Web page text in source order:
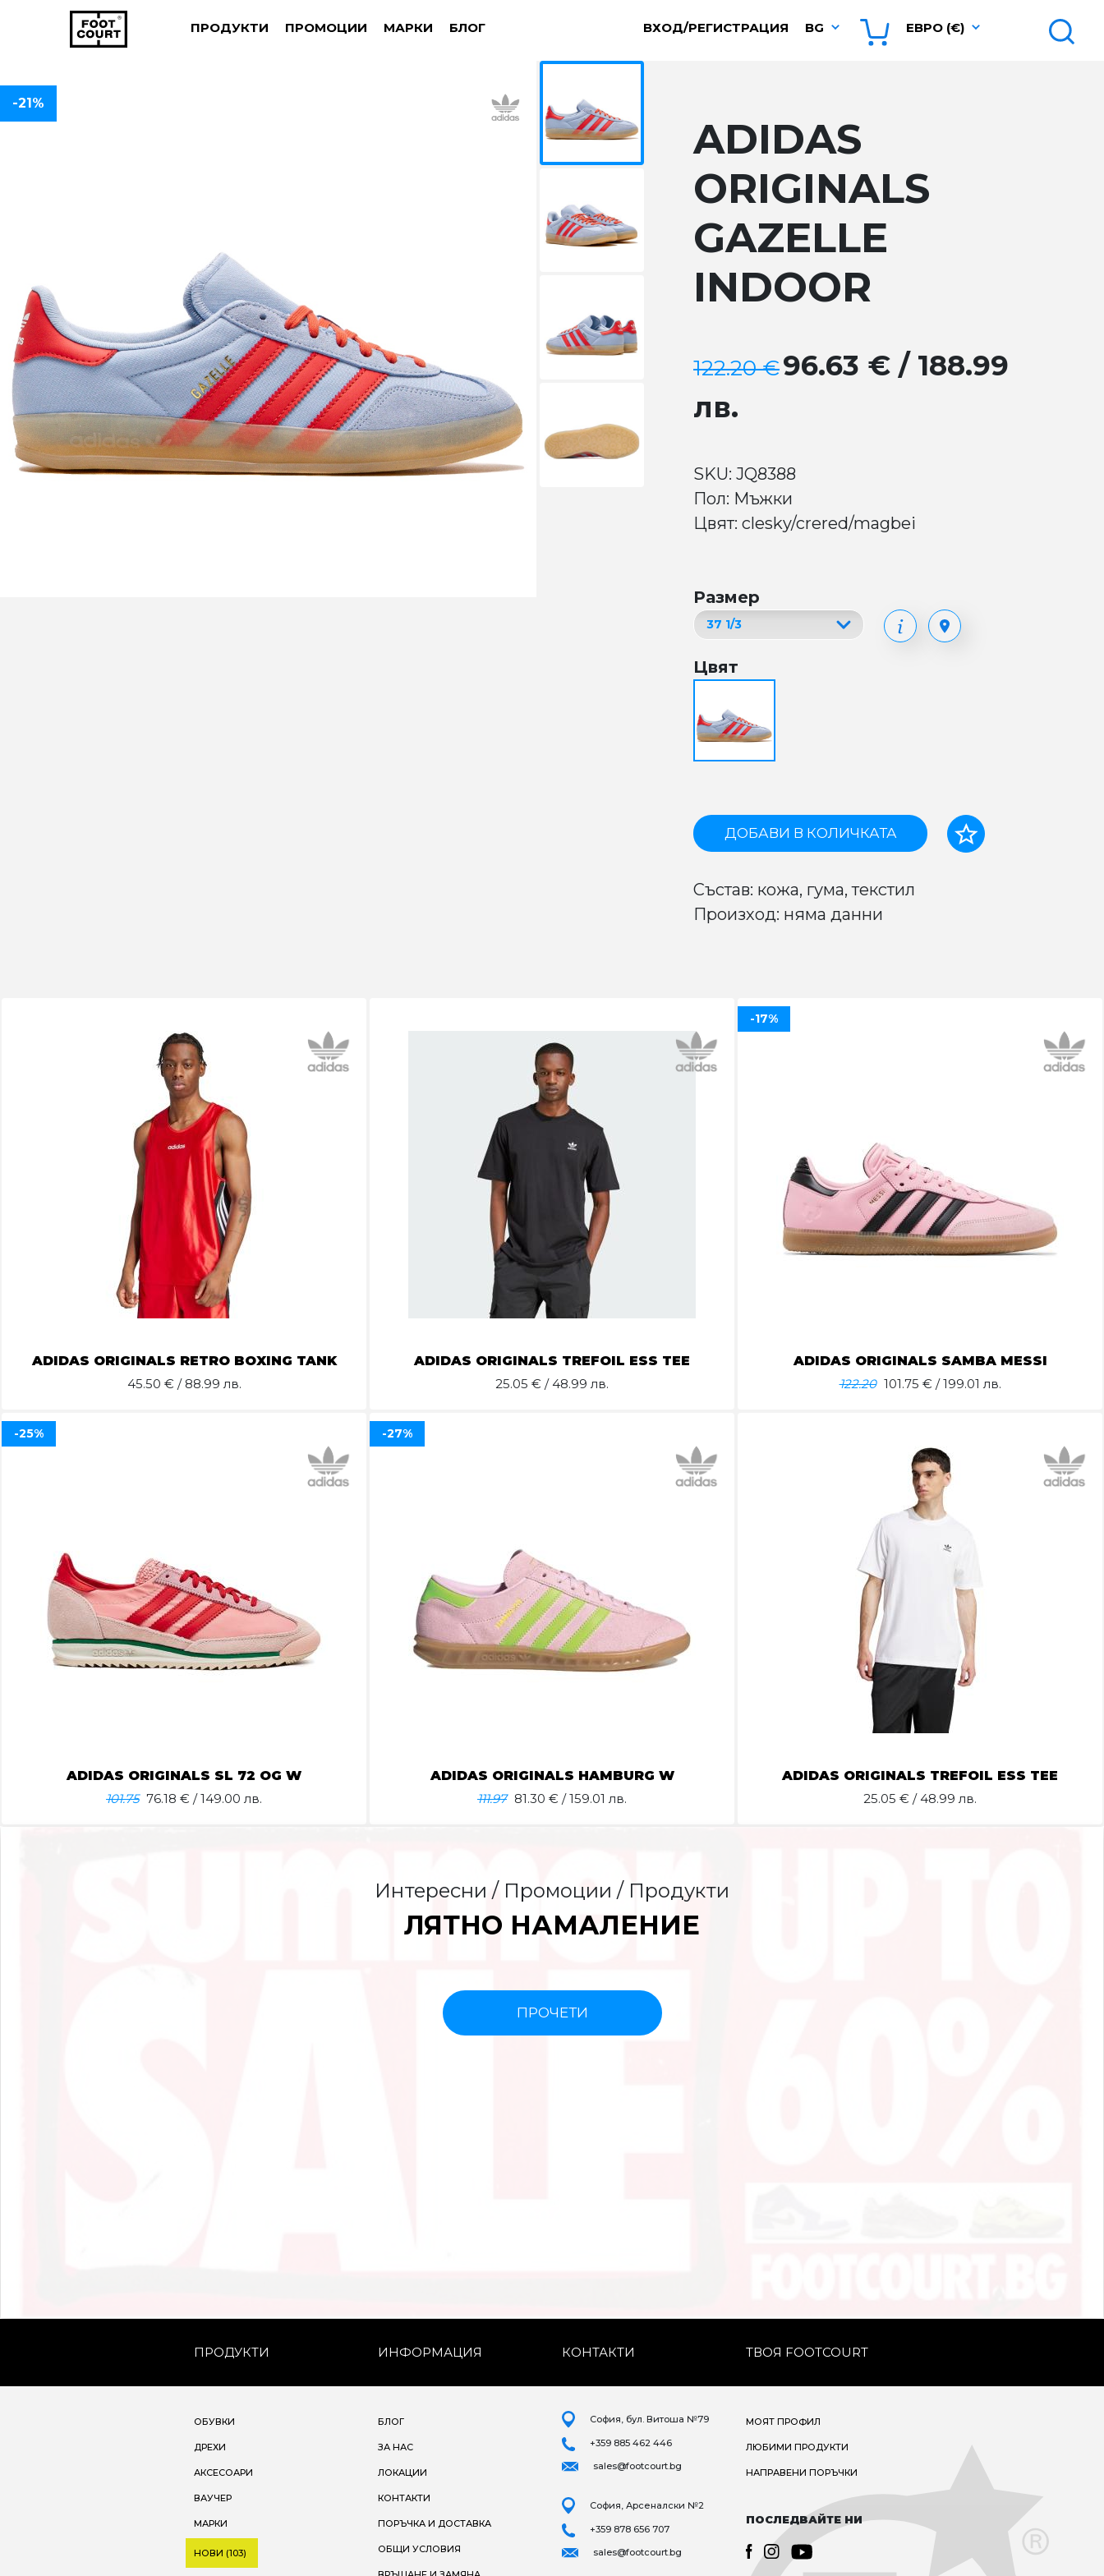
ПРОДУКТИ ПРОМОЦИИ МАРКИ БЛОГ ВХОД/РЕГИСТРАЦИЯ BG ЕВРО (€)
-21%
ADIDAS
ORIGINALS
GAZELLE
INDOOR
122.20 €96.63 € / 188.99
лв.
SKU: JQ8388
Пол: Мъжки
Цвят: clesky/crered/magbei
Размер
Цвят
ДОБАВИ В КОЛИЧКАТА
Състав: кожа, гума, текстил
Произход: няма данни
ADIDAS ORIGINALS RETRO BOXING TANK
45.50 € / 88.99 лв.
ADIDAS ORIGINALS TREFOIL ESS TEE
25.05 € / 48.99 лв.
ADIDAS ORIGINALS SAMBA MESSI
122.20 101.75 € / 199.01 лв.
-17%
ADIDAS ORIGINALS SL 72 OG W
101.75 76.18 € / 149.00 лв.
-25%
ADIDAS ORIGINALS HAMBURG W
111.97 81.30 € / 159.01 лв.
-27%
ADIDAS ORIGINALS TREFOIL ESS TEE
25.05 € / 48.99 лв.
Интересни / Промоции / Продукти
ЛЯТНО НАМАЛЕНИЕ
ПРОЧЕТИ
ПРОДУКТИ ИНФОРМАЦИЯ КОНТАКТИ ТВОЯ FOOTCOURT
ОБУВКИ
ДРЕХИ
АКСЕСОАРИ
ВАУЧЕР
МАРКИ
НОВИ (103)
БЛОГ
ЗА НАС
ЛОКАЦИИ
КОНТАКТИ
ПОРЪЧКА И ДОСТАВКА
ОБЩИ УСЛОВИЯ
София, бул. Витоша №79
+359 885 462 446
sales@footcourt.bg
София, Арсеналски №2
+359 878 656 707
sales@footcourt.bg
МОЯТ ПРОФИЛ
ЛЮБИМИ ПРОДУКТИ
НАПРАВЕНИ ПОРЪЧКИ
ПОСЛЕДВАЙТЕ НИ